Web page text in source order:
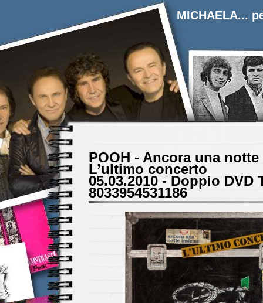
MICHAELA...
POOH - Ancora una
L’ultimo concerto
05.03.2010 - Doppio DVD
8033954531186